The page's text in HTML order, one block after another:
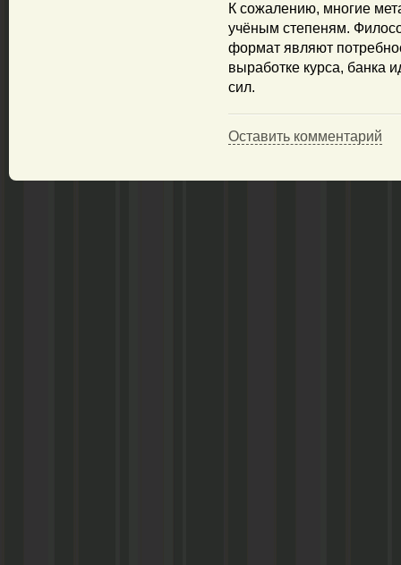
К сожалению, многие
учёным степеням.
формат являют
выработке курса, банка
сил.
Оставить комментарий